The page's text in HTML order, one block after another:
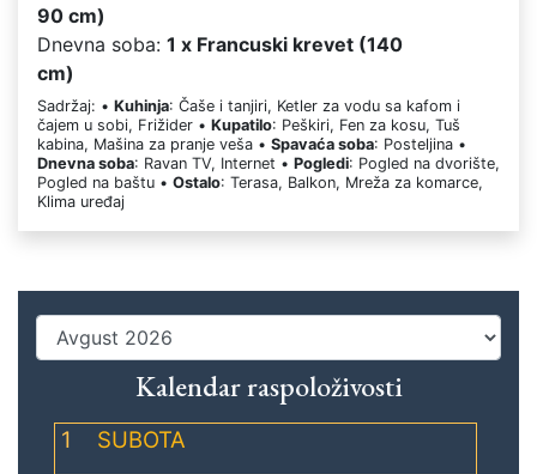
90 cm)
Dnevna soba: 1 x Francuski krevet (140
cm)
Sadržaj: • Kuhinja: Čaše i tanjiri, Ketler za vodu sa kafom i
čajem u sobi, Frižider • Kupatilo: Peškiri, Fen za kosu, Tuš
kabina, Mašina za pranje veša • Spavaća soba: Posteljina •
Dnevna soba: Ravan TV, Internet • Pogledi: Pogled na dvorište,
Pogled na baštu • Ostalo: Terasa, Balkon, Mreža za komarce,
Klima uređaj
Kalendar raspoloživosti
1 SUBOTA